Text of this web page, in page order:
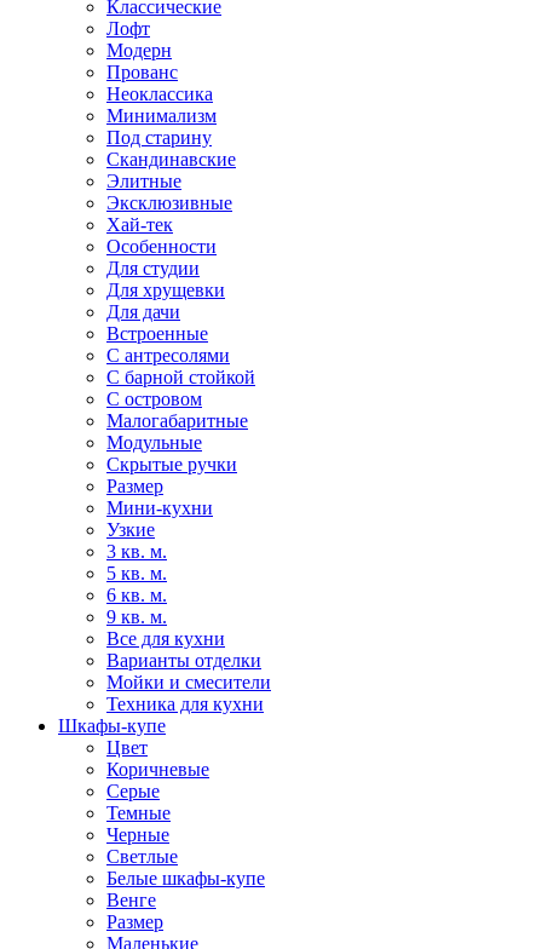
Классические
Лофт
Модерн
Прованс
Неоклассика
Минимализм
Под старину
Скандинавские
Элитные
Эксклюзивные
Хай-тек
Особенности
Для студии
Для хрущевки
Для дачи
Встроенные
С антресолями
С барной стойкой
С островом
Малогабаритные
Модульные
Скрытые ручки
Размер
Мини-кухни
Узкие
3 кв. м.
5 кв. м.
6 кв. м.
9 кв. м.
Все для кухни
Варианты отделки
Мойки и смесители
Техника для кухни
Шкафы-купе
Цвет
Коричневые
Серые
Темные
Черные
Светлые
Белые шкафы-купе
Венге
Размер
Маленькие